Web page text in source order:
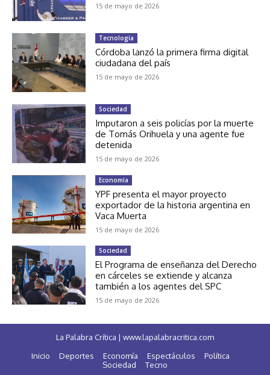
15 de mayo de 2026
Tecnología
Córdoba lanzó la primera firma digital
ciudadana del país
15 de mayo de 2026
Sociedad
Imputaron a seis policías por la muerte
de Tomás Orihuela y una agente fue
detenida
15 de mayo de 2026
Economía
YPF presenta el mayor proyecto
exportador de la historia argentina en
Vaca Muerta
15 de mayo de 2026
Sociedad
El Programa de enseñanza del Derecho
en cárceles se extiende y alcanza
también a los agentes del SPC
15 de mayo de 2026
La Palabra Crítica | www.lapalabracritica.com
Inicio
Deportes Economía Espectáculos
Política
Sociedad
Tecno